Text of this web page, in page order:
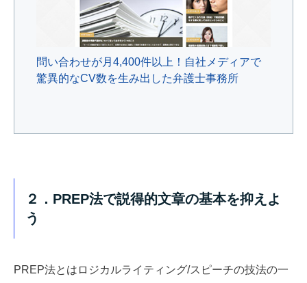
問い合わせが月4,400件以上！自社メディアで
驚異的なCV数を生み出した弁護士事務所
２．PREP法で説得的文章の基本を抑えよ
う
PREP法とはロジカルライティング/スピーチの技法の一